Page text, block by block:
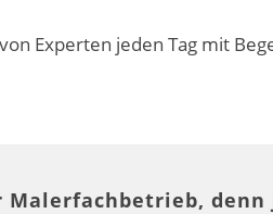
Experten jeden Tag mit
Malerfachbetrieb,